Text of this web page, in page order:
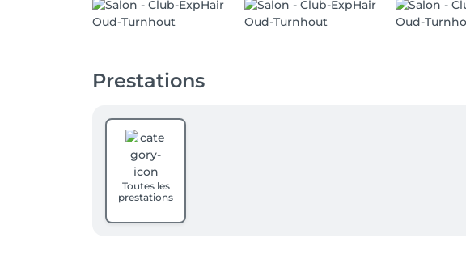
Prestations
Toutes les
prestations